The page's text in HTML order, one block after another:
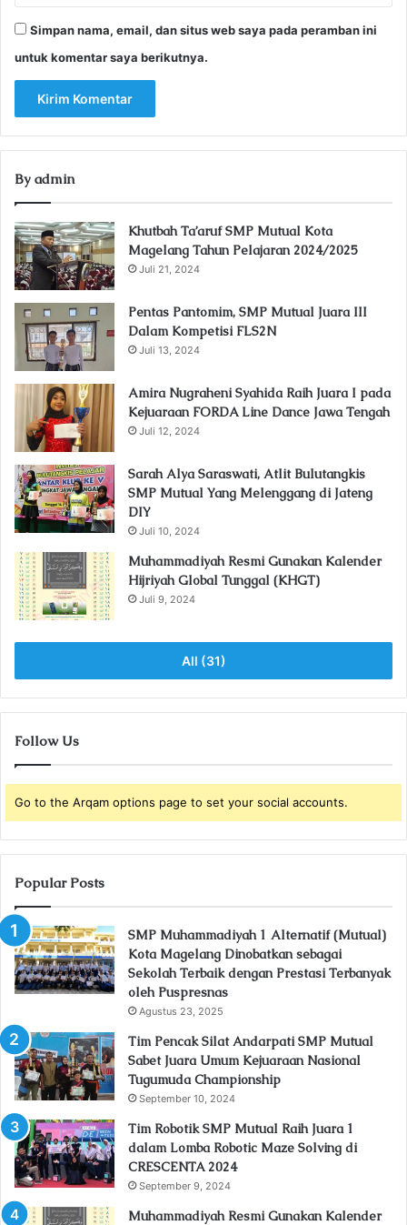
Simpan nama, email, dan situs web saya pada peramban ini
untuk komentar saya berikutnya.
By admin
Khutbah Ta’aruf SMP Mutual Kota
Magelang Tahun Pelajaran 2024/2025
Juli 21, 2024
Pentas Pantomim, SMP Mutual Juara III
Dalam Kompetisi FLS2N
Juli 13, 2024
Amira Nugraheni Syahida Raih Juara I pada
Kejuaraan FORDA Line Dance Jawa Tengah
Juli 12, 2024
Sarah Alya Saraswati, Atlit Bulutangkis
SMP Mutual Yang Melenggang di Jateng
DIY
Juli 10, 2024
Muhammadiyah Resmi Gunakan Kalender
Hijriyah Global Tunggal (KHGT)
Juli 9, 2024
All (31)
Follow Us
Go to the Arqam options page to set your social accounts.
Popular Posts
SMP Muhammadiyah 1 Alternatif (Mutual)
Kota Magelang Dinobatkan sebagai
Sekolah Terbaik dengan Prestasi Terbanyak
oleh Puspresnas
Agustus 23, 2025
Tim Pencak Silat Andarpati SMP Mutual
Sabet Juara Umum Kejuaraan Nasional
Tugumuda Championship
September 10, 2024
Tim Robotik SMP Mutual Raih Juara 1
dalam Lomba Robotic Maze Solving di
CRESCENTA 2024
September 9, 2024
Muhammadiyah Resmi Gunakan Kalender